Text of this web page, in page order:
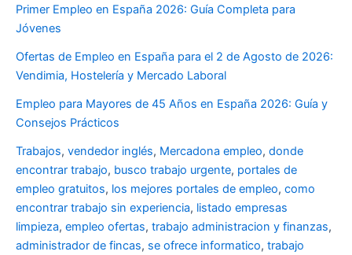
Primer Empleo en España 2026: Guía Completa para
Jóvenes
Ofertas de Empleo en España para el 2 de Agosto de 2026:
Vendimia, Hostelería y Mercado Laboral
Empleo para Mayores de 45 Años en España 2026: Guía y
Consejos Prácticos
Trabajos, vendedor inglés, Mercadona empleo, donde
encontrar trabajo, busco trabajo urgente, portales de
empleo gratuitos, los mejores portales de empleo, como
encontrar trabajo sin experiencia, listado empresas
limpieza, empleo ofertas, trabajo administracion y finanzas,
administrador de fincas, se ofrece informatico, trabajo